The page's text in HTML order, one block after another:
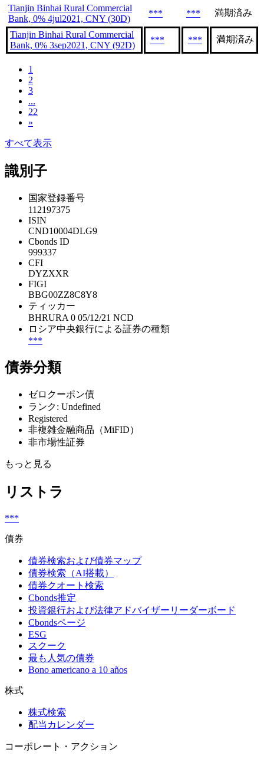
Tianjin Binhai Rural Commercial
Bank, 0% 4jul2021, CNY (30D)
*** *** 満期済み
Tianjin Binhai Rural Commercial
Bank, 0% 3sep2021, CNY (92D)
*** *** 満期済み
1
2
3
...
22
»
すべて表示
識別子
国家登録番号
112197375
ISIN
CND10004DLG9
Cbonds ID
999337
CFI
DYZXXR
FIGI
BBG00ZZ8C8Y8
ティッカー
BHRURA 0 05/12/21 NCD
ロシア中央銀行による証券の種類
***
債券分類
ゼロクーポン債
ランク: Undefined
Registered
非複雑金融商品（MiFID）
非市場性証券
もっと見る
リストラ
***
債券
債券検索および債券マップ
債券検索（AI搭載）
債券クオート検索
Cbonds推定
投資銀行および法律アドバイザーリーダーボード
Cbondsページ
ESG
スクーク
最も人気の債券
Bono americano a 10 años
株式
株式検索
配当カレンダー
コーポレート・アクション